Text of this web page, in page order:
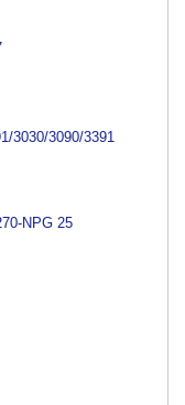
3030/3090/3391
NPG 25